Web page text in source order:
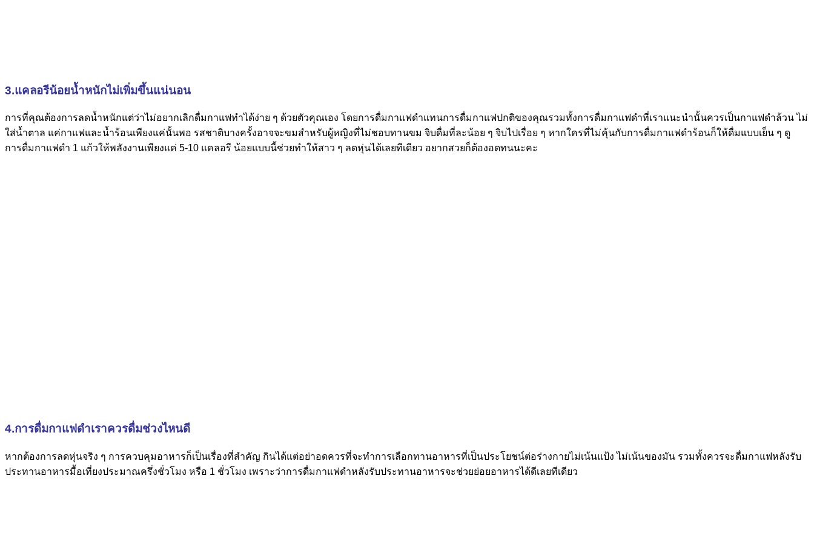
3.แคลอรีน้อยน้ำหนักไม่เพิ่มขึ้นแน่นอน
การที่คุณต้องการลดน้ำหนักแต่ว่าไม่อยากเลิกดื่มกาแฟทำได้ง่าย ๆ ด้วยตัวคุณเอง โดยการดื่มกาแฟดำแทนการดื่มกาแฟปกติของคุณรวมทั้งการดื่มกาแฟดำที่เราแนะนำนั้นควรเป็นกาแฟดำล้วน ไม่
ใส่น้ำตาล แค่กาแฟและน้ำร้อนเพียงแค่นั้นพอ รสชาติบางครั้งอาจจะขมสำหรับผู้หญิงที่ไม่ชอบทานขม จิบดื่มที่ละน้อย ๆ จิบไปเรื่อย ๆ หากใครที่ไม่คุ้นกับการดื่มกาแฟดำร้อนก็ให้ดื่มแบบเย็น ๆ ดู
การดื่มกาแฟดำ 1 แก้วให้พลังงานเพียงแค่ 5-10 แคลอรี น้อยแบบนี้ช่วยทำให้สาว ๆ ลดหุ่นได้เลยทีเดียว อยากสวยก็ต้องอดทนนะคะ
4.การดื่มกาแฟดำเราควรดื่มช่วงไหนดี
หากต้องการลดหุ่นจริง ๆ การควบคุมอาหารก็เป็นเรื่องที่สำคัญ กินได้แต่อย่าอดควรที่จะทำการเลือกทานอาหารที่เป็นประโยชน์ต่อร่างกายไม่เน้นแป้ง ไม่เน้นของมัน รวมทั้งควรจะดื่มกาแฟหลังรับ
ประทานอาหารมื้อเที่ยงประมาณครึ่งชั่วโมง หรือ 1 ชั่วโมง เพราะว่าการดื่มกาแฟดำหลังรับประทานอาหารจะช่วยย่อยอาหารได้ดีเลยทีเดียว